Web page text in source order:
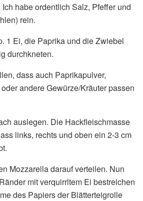
habe ordentlich Salz, Pfeffer und
rein.
1 Ei, die Paprika und die Zwiebel
durchkneten.
dass auch Paprikapulver,
andere Gewürze/Kräuter passen
auslegen. Die Hackfleischmasse
links, rechts und oben ein 2-3 cm
Mozzarella darauf verteilen. Nun
mit verquirrltem Ei bestreichen
des Papiers der Blätterteigrolle